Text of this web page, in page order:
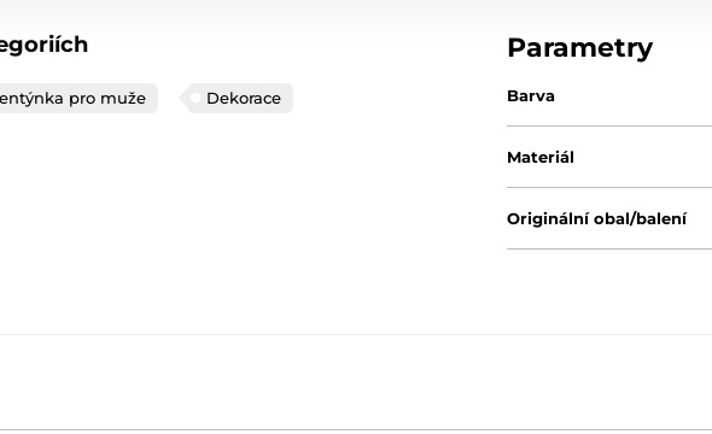
pro muže Dekorace
Parametry
Barva
Materiál
Originální obal/balení